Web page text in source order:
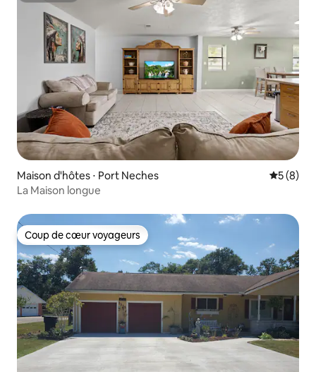
Maison d'hôtes ⋅ Port Neches
5 (8)
La Maison longue
Coup de cœur voyageurs
Coup de cœur voyageurs